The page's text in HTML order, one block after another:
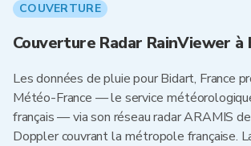
COUVERTURE
Couverture Radar RainViewer
Les données de pluie pour Bidart, France
Météo-France — le service
français — via son réseau radar ARAMIS
Doppler couvrant la métropole française.